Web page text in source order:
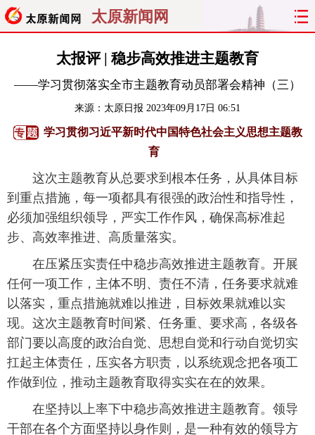
太原新闻网
聚焦 太原
经济 关注 文明 出行
纵横 曝光 综合 专题
看天下 晋月读 最太原 网罗民生
太原日报 太原晚报
太报评 | 稳步高效推进主题教育
——学习贯彻落实全市主题教育动员部署会精神（三）
来源： 太原日报 2023年09月17日 06:51
学习贯彻习近平新时代中国特色社会主义思想主题教
育
这次主题教育从总要求到根本任务，从具体目标
到重点措施，每一项都具有很强的政治性和指导性，
必须加强组织领导，严实工作作风，确保高标准起
步、高效率推进、高质量落实。
在压紧压实责任中稳步高效推进主题教育。开展
任何一项工作，主体不明、责任不清，任务要求就难
以落实，重点措施就难以推进，目标效果就难以实
现。这次主题教育时间紧、任务重、要求高，各级各
部门要以高度的政治自觉、思想自觉和行动自觉切实
扛起主体责任，压实各方职责，以系统观念把各项工
作做到位，推动主题教育取得实实在在的效果。
在坚持以上率下中稳步高效推进主题教育。领导
干部在各个方面坚持以身作则，是一种有效的领导方